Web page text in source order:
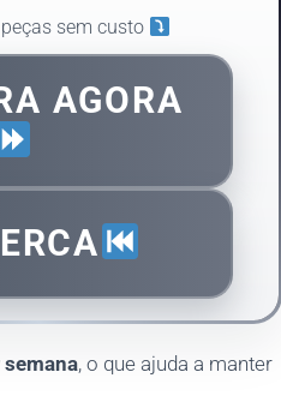
sem custo
AGORA
, o que ajuda a manter